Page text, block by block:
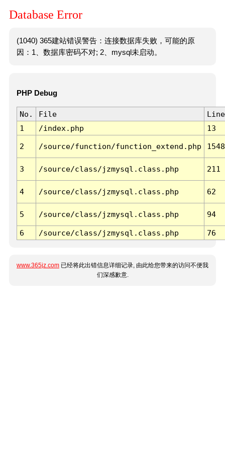
Database Error
(1040) 365建站错误警告：连接数据库失败，可能的原
因：1、数据库密码不对; 2、mysql未启动。
PHP Debug
No. File
Line
1
/index.php 13
2 /source/function/function_extend.php 1548
3 /source/class/jzmysql.class.php 211
4 /source/class/jzmysql.class.php 62
5 /source/class/jzmysql.class.php 94
6 /source/class/jzmysql.class.php 76
www.365jz.com 已经将此出错信息详细记录, 由此给您带来的访问不便我
们深感歉意.